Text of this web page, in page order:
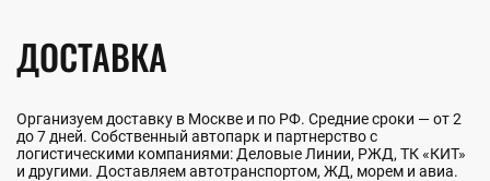
ДОСТАВКА
Организуем доставку в Москве и по РФ. Средние сроки — от 2
до 7 дней. Собственный автопарк и партнерство с
логистическими компаниями: Деловые Линии, РЖД, ТК «КИТ»
и другими. Доставляем автотранспортом, ЖД, морем и авиа.